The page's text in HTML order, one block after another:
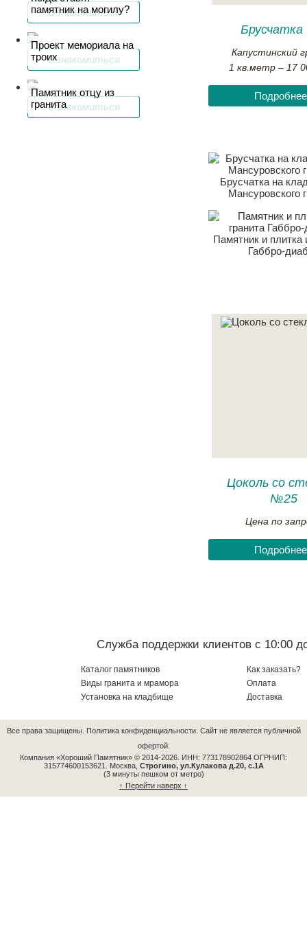
памятник на могилу?
Ознакомиться
Проект мемориала на
троихОзнакомиться
Памятник отцу из
гранитаОзнакомиться
Капустинский
1 кв.метр – 17
Подробнее
Брусчатка на
Мансуровского
Памятник и плитка
Габбро-
Цоколь со
№25
Цена по
Подробнее
Служба поддержки клиентов с 10:00
Каталог памятников
Виды гранита и мрамора
Установка на кладбище
Как заказать?
Оплата
Доставка
Все права защищены. Политика конфиденциальности. Сайт не является публичной
офертой.
Компания «Хороший Памятник» © 2014-2026. ИНН: 773178902864 ОГРНИП:
315774600153621.
Москва, Строгино, ул.Кулакова д.20, с.1А
(3 минуты пешком от метро)
↑ Перейти наверх ↑